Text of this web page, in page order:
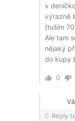
v
výrazně
(tuším
Ale tam
nějaký
do kupy
0
Reply